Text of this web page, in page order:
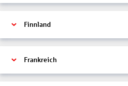
Finnland
Frankreich